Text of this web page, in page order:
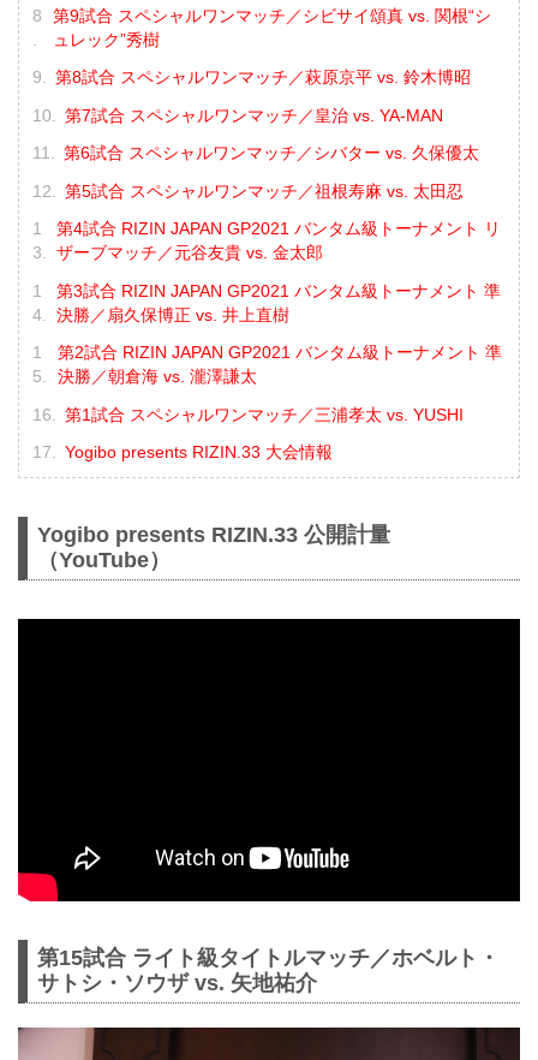
第9試合 スペシャルワンマッチ／シビサイ頌真 vs. 関根“シ
ュレック”秀樹
第8試合 スペシャルワンマッチ／萩原京平 vs. 鈴木博昭
第7試合 スペシャルワンマッチ／皇治 vs. YA-MAN
第6試合 スペシャルワンマッチ／シバター vs. 久保優太
第5試合 スペシャルワンマッチ／祖根寿麻 vs. 太田忍
第4試合 RIZIN JAPAN GP2021 バンタム級トーナメント リ
ザーブマッチ／元谷友貴 vs. 金太郎
第3試合 RIZIN JAPAN GP2021 バンタム級トーナメント 準
決勝／扇久保博正 vs. 井上直樹
第2試合 RIZIN JAPAN GP2021 バンタム級トーナメント 準
決勝／朝倉海 vs. 瀧澤謙太
第1試合 スペシャルワンマッチ／三浦孝太 vs. YUSHI
Yogibo presents RIZIN.33 大会情報
Yogibo presents RIZIN.33 公開計量
（YouTube）
第15試合 ライト級タイトルマッチ／ホベルト・
サトシ・ソウザ vs. 矢地祐介